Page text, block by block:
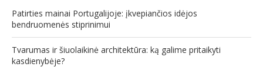
Patirties mainai Portugalijoje: įkvepiančios idėjos
bendruomenės stiprinimui
Tvarumas ir šiuolaikinė architektūra: ką galime pritaikyti
kasdienybėje?